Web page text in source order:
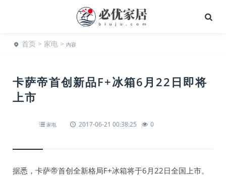
首页 > 家电 > 内容
卡萨帝首创新品F+冰箱6月22日即将
上市
家电 2017-06-21 00:38:25 0
据悉，卡萨帝首创全新格局F+冰箱将于6月22日全国上市。